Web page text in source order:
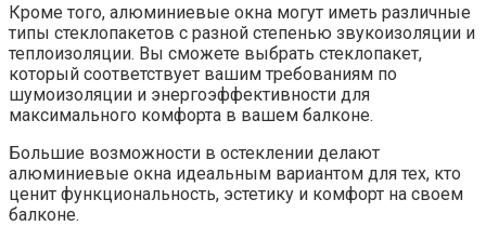
Кроме того, алюминиевые окна могут иметь различные
типы стеклопакетов с разной степенью звукоизоляции и
теплоизоляции.​ Вы сможете выбрать стеклопакет,
который соответствует вашим требованиям по
шумоизоляции и энергоэффективности для
максимального комфорта в вашем балконе.​
Большие возможности в остеклении делают
алюминиевые окна идеальным вариантом для тех, кто
ценит функциональность, эстетику и комфорт на своем
балконе.​